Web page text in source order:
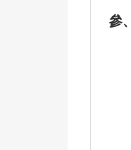
參、